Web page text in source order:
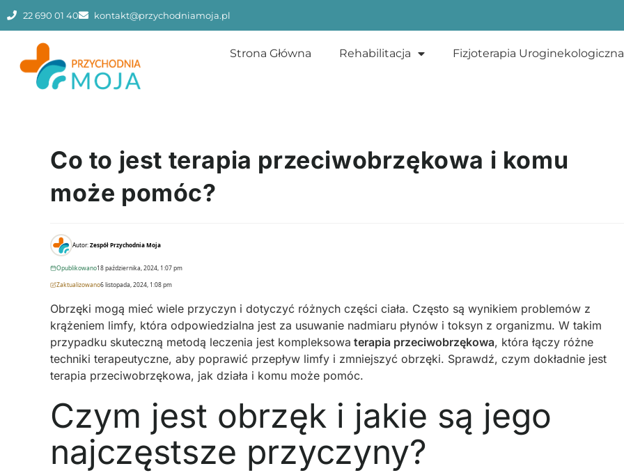
22 690 01 40 kontakt@przychodniamoja.pl
Strona Główna Rehabilitacja Fizjoterapia Uroginekologiczna
Co to jest terapia przeciwobrzękowa i komu
może pomóc?
Autor:Zespół Przychodnia Moja
Opublikowano18 października, 2024, 1:07 pm
Zaktualizowano6 listopada, 2024, 1:08 pm
Obrzęki mogą mieć wiele przyczyn i dotyczyć różnych części ciała. Często są wynikiem problemów z
krążeniem limfy, która odpowiedzialna jest za usuwanie nadmiaru płynów i toksyn z organizmu. W takim
przypadku skuteczną metodą leczenia jest kompleksowa terapia przeciwobrzękowa, która łączy różne
techniki terapeutyczne, aby poprawić przepływ limfy i zmniejszyć obrzęki. Sprawdź, czym dokładnie jest
terapia przeciwobrzękowa, jak działa i komu może pomóc.
Czym jest obrzęk i jakie są jego
najczęstsze przyczyny?